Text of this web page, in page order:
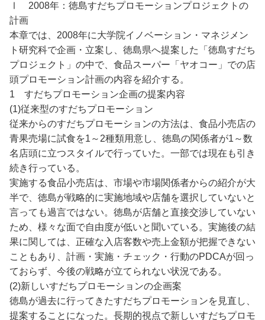
Ⅰ 2008年：徳島すだちプロモーションプロジェクトの
計画
本章では、2008年に大学院イノベーション・マネジメン
ト研究科で企画・立案し、徳島県へ提案した「徳島すだち
プロジェクト」の中で、食品スーパー「ヤオコー」での店
頭プロモーション計画の内容を紹介する。
1 すだちプロモーション企画の提案内容
(1)従来型のすだちプロモーション
従来からのすだちプロモーションの方法は、食品小売店の
青果売場に試食を1～2種類用意し、徳島の関係者が1～数
名店頭に立つスタイルで行っていた。一部では現在も引き
続き行っている。
実施する食品小売店は、市場や市場関係者からの紹介が大
半で、徳島が戦略的に実施地域や店舗を選択していないと
言っても過言ではない。徳島が店舗と直接交渉していない
ため、様々な面で自由度が低いと聞いている。実施後の結
果に関しては、正確な入店客数や売上金額が把握できない
こともあり、計画・実施・チェック・行動のPDCAが回っ
ておらず、今後の戦略が立てられない状況である。
(2)新しいすだちプロモーションの企画案
徳島が過去に行ってきたすだちプロモーションを見直し、
提案することになった。長期的視点で新しいすだちプロモ